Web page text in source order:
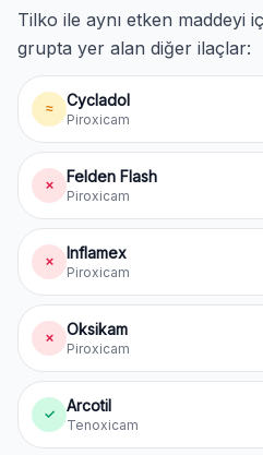
Tilko ile aynı etken maddeyi
grupta yer alan diğer ilaçlar:
≈ Cycladol
Piroxicam
✗ Felden Flash
Piroxicam
✗ Inflamex
Piroxicam
✗ Oksikam
Piroxicam
✓ Arcotil
Tenoxicam